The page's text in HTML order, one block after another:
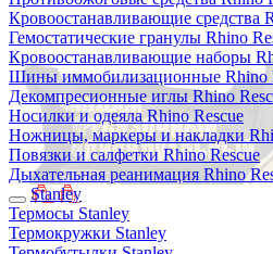
Кровоостанавливающие средства
Гемостатические гранулы Rhino
Кровоостанавливающие наборы
Шины иммобилизационные Rhino
Декомпресионные иглы Rhino
Носилки и одеяла Rhino Rescue
Ножницы, маркеры и накладки
Повязки и салфетки Rhino Rescue
Дыхательная реанимация Rhino
Stanley
Термосы Stanley
Термокружки Stanley